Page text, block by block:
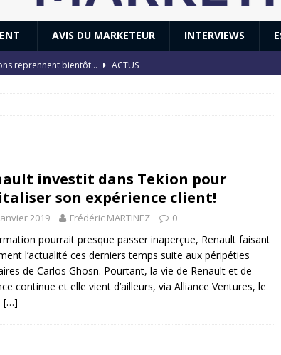
AVIS DU MARKETEUR INTERVIEWS
reprennent bientôt…
ACTUS
: Honda dévoile un spot publicitaire… confiné! ACTUS
investit dans Tekion pour
son expérience client!
2019 Frédéric MARTINEZ 0
pourrait presque passer inaperçue, Renault faisant
l’actualité ces derniers temps suite aux péripéties
de Carlos Ghosn. Pourtant, la vie de Renault et de
continue et elle vient d’ailleurs, via Alliance Ventures, le
[…]